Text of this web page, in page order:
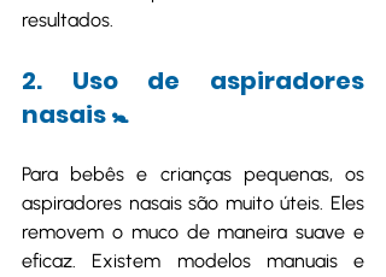
resultados.
2. Uso de aspiradores
nasais 🚼
Para bebês e crianças pequenas, os
aspiradores nasais são muito úteis. Eles
removem o muco de maneira suave e
eficaz. Existem modelos manuais e